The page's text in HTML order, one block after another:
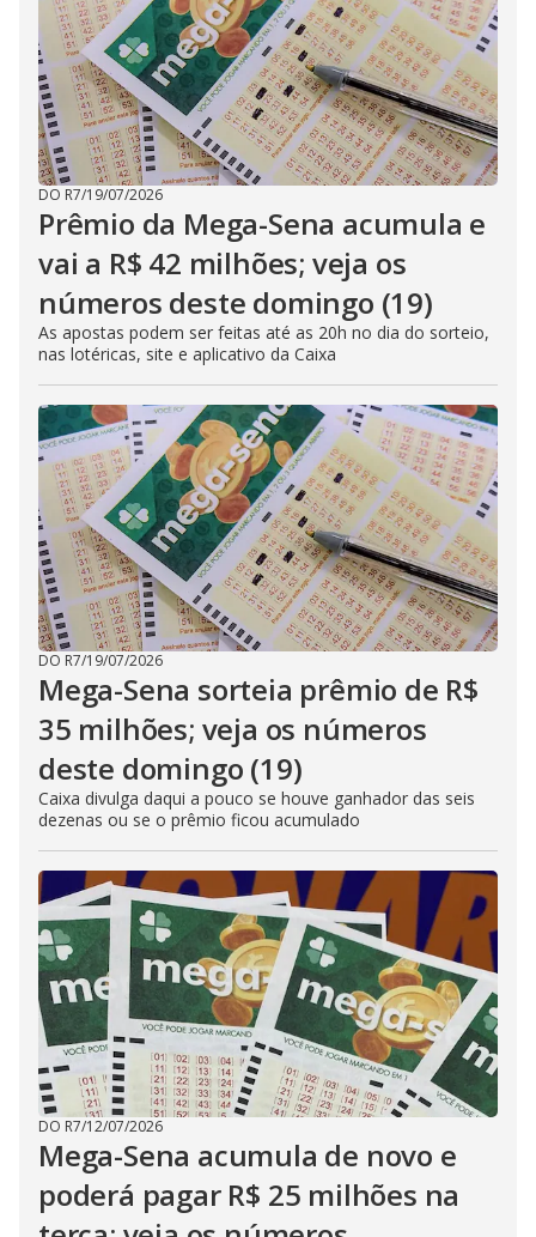
DO R7/19/07/2026
Prêmio da Mega-Sena acumula e
vai a R$ 42 milhões; veja os
números deste domingo (19)
As apostas podem ser feitas até as 20h no dia do sorteio,
nas lotéricas, site e aplicativo da Caixa
DO R7/19/07/2026
Mega-Sena sorteia prêmio de R$
35 milhões; veja os números
deste domingo (19)
Caixa divulga daqui a pouco se houve ganhador das seis
dezenas ou se o prêmio ficou acumulado
DO R7/12/07/2026
Mega-Sena acumula de novo e
poderá pagar R$ 25 milhões na